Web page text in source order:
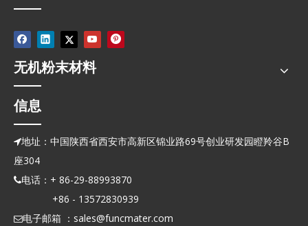
无机粉末材料
信息
地址：中国陕西省西安市高新区锦业路69号创业研发园瞪羚谷B
座304
电话：+ 86-29-88993870
+86 - 13572830939
电子邮箱 ： sales@funcmater.com